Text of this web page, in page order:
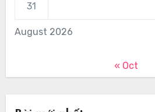
August 2026
31
« Oct